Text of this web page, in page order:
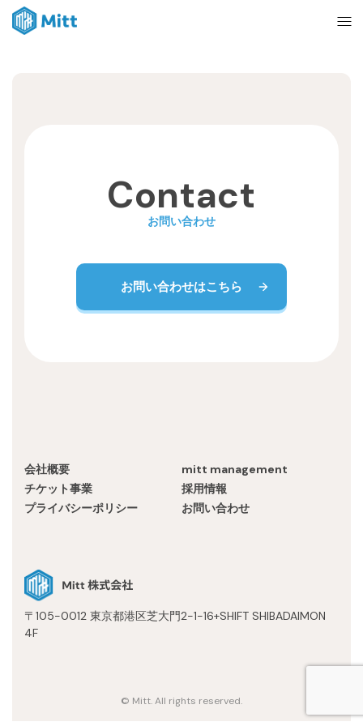
About
Ticket
mitt management
Contact
お問い合わせ
お問い合わせはこちら
会社概要
mitt management
チケット事業
採用情報
プライバシーポリシー
お問い合わせ
〒105-0012 東京都港区芝大門2-1-16+SHIFT SHIBADAIMON
4F
© Mitt. All rights reserved.